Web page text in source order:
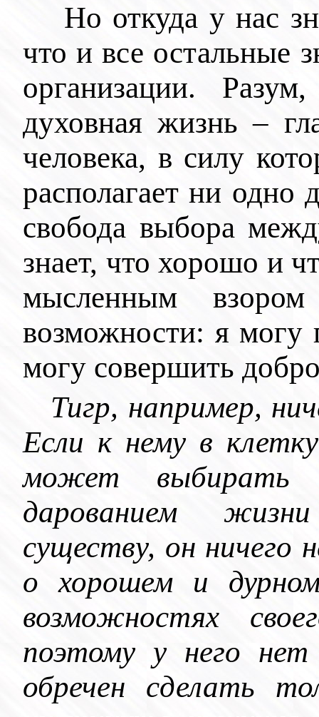
Но откуда у нас
что и все остальные
организации.
духовная жизнь –
человека, в силу
располагает ни одно
свобода выбора
знает, что хорошо и
мысленным
возможности: я могу
могу совершить
Тигр, например,
Если к нему в
может выбирать
дарованием
существу, он ничего
охорошеми
возможностях
поэтому у него
обречен сделать